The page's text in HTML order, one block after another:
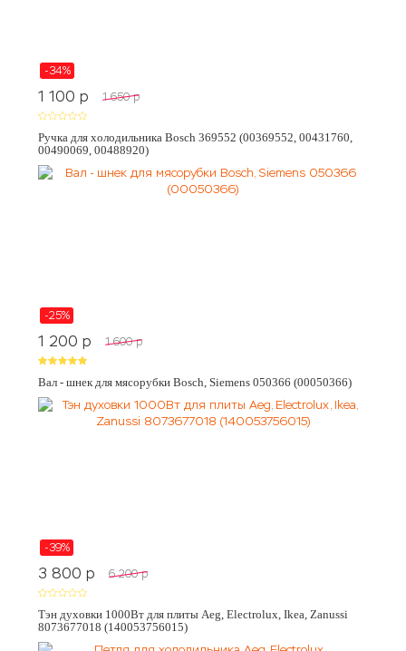
-34%
1 100 p 1 650 p
Ручка для холодильника Bosch 369552 (00369552, 00431760,
00490069, 00488920)
-25%
1 200 p 1 600 p
Вал - шнек для мясорубки Bosch, Siemens 050366 (00050366)
-39%
3 800 p 6 200 p
Тэн духовки 1000Вт для плиты Aeg, Electrolux, Ikea, Zanussi
8073677018 (140053756015)